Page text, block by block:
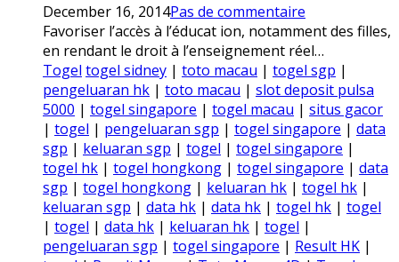
December 16, 2014Pas de commentaire
Favoriser l’accès à l’éducat ion, notamment des filles,
en rendant le droit à l’enseignement réel…
Togel togel sidney | toto macau | togel sgp |
pengeluaran hk | toto macau | slot deposit pulsa
5000 | togel singapore | togel macau | situs gacor
| togel | pengeluaran sgp | togel singapore | data
sgp | keluaran sgp | togel | togel singapore |
togel hk | togel hongkong | togel singapore | data
sgp | togel hongkong | keluaran hk | togel hk |
keluaran sgp | data hk | data hk | togel hk | togel
| togel | data hk | keluaran hk | togel |
pengeluaran sgp | togel singapore | Result HK |